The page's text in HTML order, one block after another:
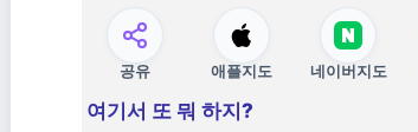
공유 애플지도 네이버지도
여기서 또 뭐 하지?